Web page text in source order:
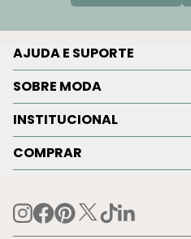
AJUDA E SUPORTE
SOBRE MODA
INSTITUCIONAL
COMPRAR